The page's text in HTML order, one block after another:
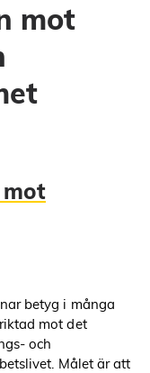
mot
betyg i många
mot det
och
Målet är att